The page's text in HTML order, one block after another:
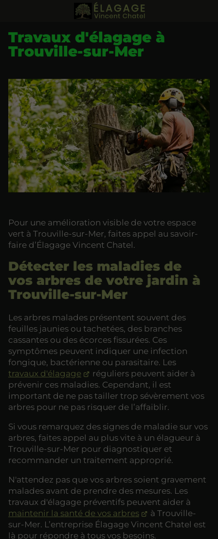
Travaux d'élagage à
Trouville-sur-Mer
Pour une amélioration visible de votre espace
vert à Trouville-sur-Mer, faites appel au savoir-
faire d’Élagage Vincent Chatel.
Détecter les maladies de
vos arbres de votre jardin à
Trouville-sur-Mer
Les arbres malades présentent souvent des
feuilles jaunies ou tachetées, des branches
cassantes ou des écorces fissurées. Ces
symptômes peuvent indiquer une infection
fongique, bactérienne ou parasitaire. Les
travaux d'élagage
réguliers peuvent aider à
prévenir ces maladies. Cependant, il est
important de ne pas tailler trop sévèrement vos
arbres pour ne pas risquer de l’affaiblir.
Si vous remarquez des signes de maladie sur vos
arbres, faites appel au plus vite à un élagueur à
Trouville-sur-Mer pour diagnostiquer et
recommander un traitement approprié.
N'attendez pas que vos arbres soient gravement
malades avant de prendre des mesures. Les
travaux d'élagage préventifs peuvent aider à
maintenir la santé de vos arbres
à Trouville-
sur-Mer. L’entreprise Élagage Vincent Chatel est
là pour répondre à tous vos besoins.